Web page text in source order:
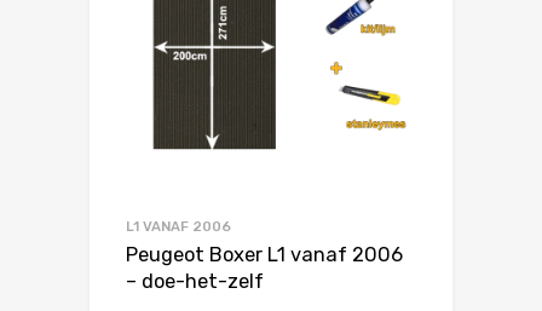
L1 VANAF 2006
Peugeot Boxer L1 vanaf 2006
– doe-het-zelf